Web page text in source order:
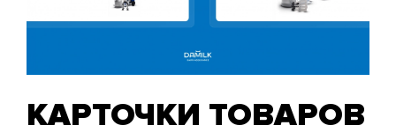
КАРТОЧКИ ТОВАРОВ